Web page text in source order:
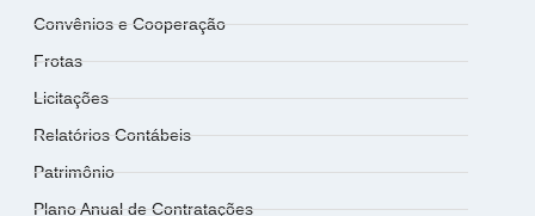
Convênios e Cooperação
Frotas
Licitações
Relatórios Contábeis
Patrimônio
Plano Anual de Contratações